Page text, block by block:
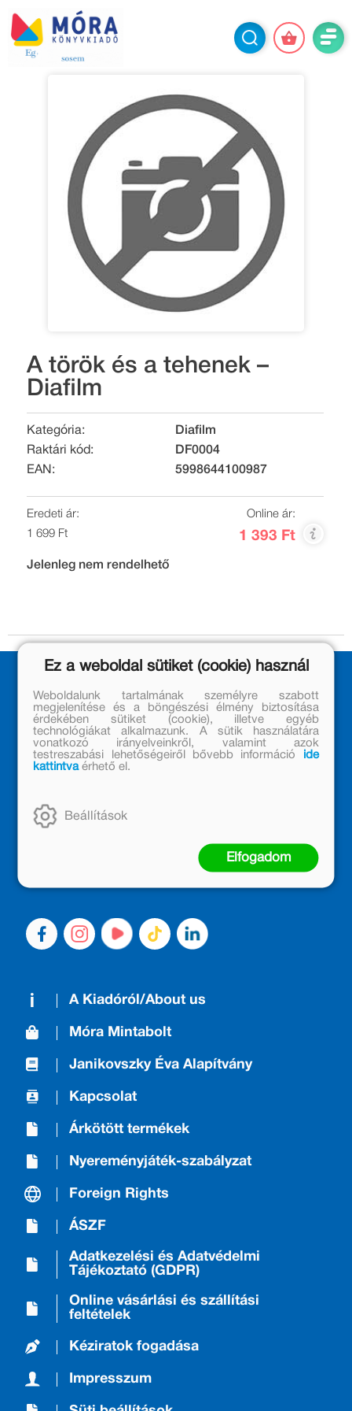
A török és a tehenek –
Diafilm
Kategória:
Diafilm
Raktári kód:
DF0004
EAN:
5998644100987
Eredeti ár:
1 699 Ft
Online ár:
1 393 Ft
Jelenleg nem rendelhető
Kiadónk generációkat ajándékozott és ajándékoz meg az
olvasás örömével, olvasni szerető gyerekekből olvasni
szerető felnőttek lettek, akik mindezt továbbadták a
A Kiadóról/About us
Móra Mintabolt
Janikovszky Éva Alapítvány
Kapcsolat
Árkötött termékek
Nyereményjáték-szabályzat
Foreign Rights
ÁSZF
Adatkezelési és Adatvédelmi
Tájékoztató (GDPR)
Online vásárlási és szállítási
feltételek
Kéziratok fogadása
Impresszum
Ez a weboldal sütiket (cookie) használ
Weboldalunk tartalmának személyre szabott
megjelenítése és a böngészési élmény biztosítása
érdekében sütiket (cookie), illetve egyéb
technológiákat alkalmazunk. A sütik használatára
vonatkozó irányelveinkről, valamint azok
testreszabási lehetőségeiről bővebb információ
ide
kattintvaérhető el.
Beállítások
Elfogadom